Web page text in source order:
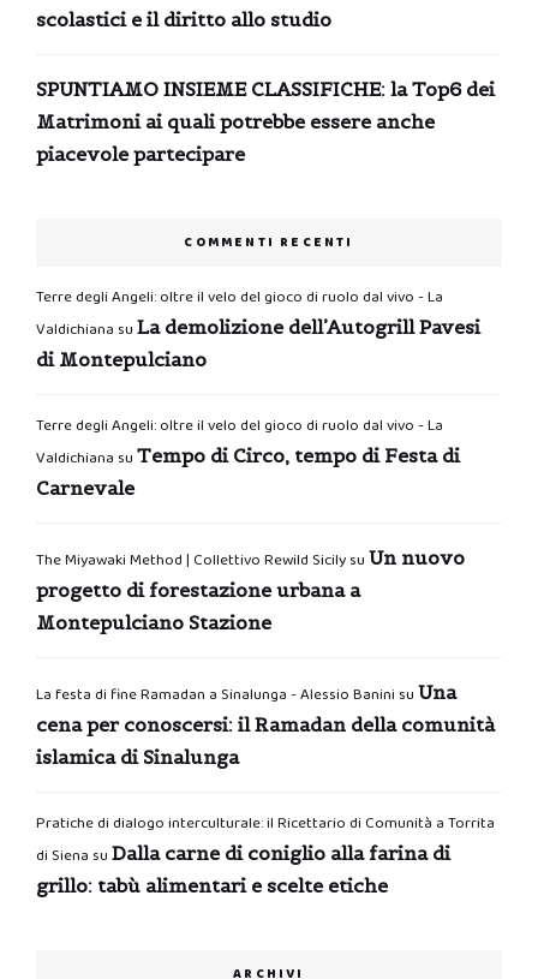
scolastici e il diritto allo studio
SPUNTIAMO INSIEME CLASSIFICHE: la Top6 dei
Matrimoni ai quali potrebbe essere anche
piacevole partecipare
COMMENTI RECENTI
Terre degli Angeli: oltre il velo del gioco di ruolo dal vivo - La
Valdichiana su La demolizione dell’Autogrill Pavesi
di Montepulciano
Terre degli Angeli: oltre il velo del gioco di ruolo dal vivo - La
Valdichiana su Tempo di Circo, tempo di Festa di
Carnevale
The Miyawaki Method | Collettivo Rewild Sicilysu Un nuovo
progetto di forestazione urbana a
Montepulciano Stazione
La festa di fine Ramadan a Sinalunga - Alessio Banini su Una
cena per conoscersi: il Ramadan della comunità
islamica di Sinalunga
Pratiche di dialogo interculturale: il Ricettario di Comunità a Torrita
di Siena su Dalla carne di coniglio alla farina di
grillo: tabù alimentari e scelte etiche
ARCHIVI